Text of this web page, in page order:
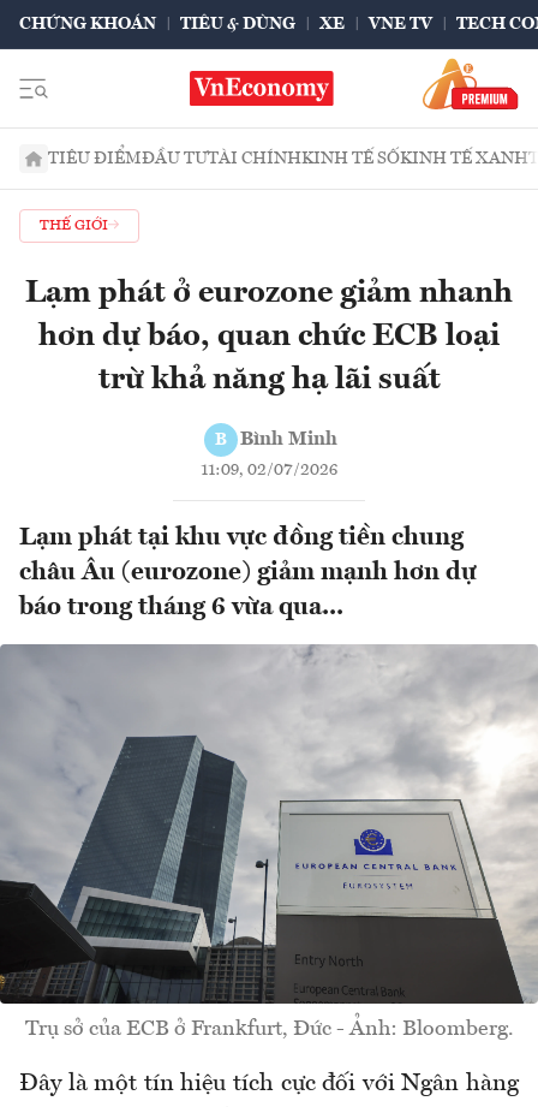
CHỨNG KHOÁN TIÊU & DÙNG XE VNE TV TECH
TIÊU ĐIỂMĐẦU TƯTÀI CHÍNHKINH TẾ SỐKINH TẾ XANH
THẾ GIỚI
Lạm phát ở eurozone giảm nhanh
hơn dự báo, quan chức ECB loại
trừ khả năng hạ lãi suất
B Bình Minh
11:09, 02/07/2026
Lạm phát tại khu vực đồng tiền chung
châu Âu (eurozone) giảm mạnh hơn dự
báo trong tháng 6 vừa qua...
Trụ sở của ECB ở Frankfurt, Đức - Ảnh: Bloomberg.
Đây là một tín hiệu tích cực đối với Ngân hàng